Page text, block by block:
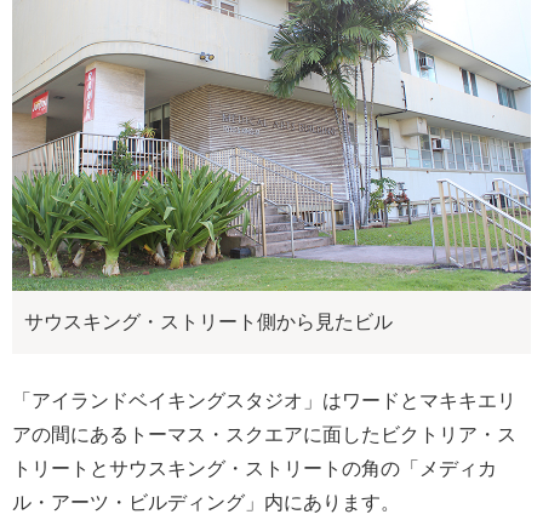
サウスキング・ストリート側から見たビル
「アイランドベイキングスタジオ」はワードとマキキエリ
アの間にあるトーマス・スクエアに面したビクトリア・ス
トリートとサウスキング・ストリートの角の「メディカ
ル・アーツ・ビルディング」内にあります。